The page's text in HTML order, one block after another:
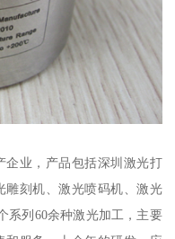
企业，产品包括深圳激光打
雕刻机、激光喷码机、激光
系列60余种激光加工，主要